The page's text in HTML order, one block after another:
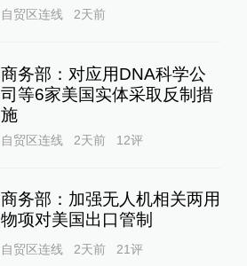
自贸区连线 2天前
商务部：对应用DNA科学公
司等6家美国实体采取反制措
施
自贸区连线 2天前 12评
商务部：加强无人机相关两用
物项对美国出口管制
自贸区连线 2天前 21评